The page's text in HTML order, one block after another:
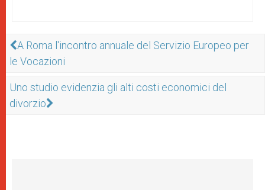
A Roma l'incontro annuale del Servizio Europeo per
le Vocazioni
Uno studio evidenzia gli alti costi economici del
divorzio